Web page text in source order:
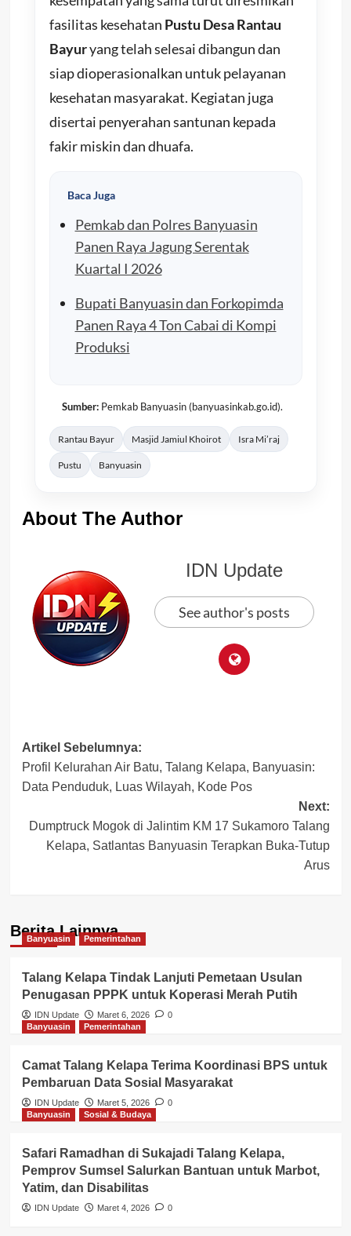
fasilitas kesehatan Pustu Desa Rantau
Bayuryang telah selesai dibangun dan
siap dioperasionalkan untuk pelayanan
kesehatan masyarakat. Kegiatan juga
disertai penyerahan santunan kepada
fakir miskin dan dhuafa.
Baca Juga
Pemkab dan Polres Banyuasin
Panen Raya Jagung Serentak
Kuartal I 2026
Bupati Banyuasin dan Forkopimda
Panen Raya 4 Ton Cabai di Kompi
Produksi
Sumber:Pemkab Banyuasin (banyuasinkab.go.id).
Rantau Bayur Masjid Jamiul Khoirot Isra Mi’raj
Pustu Banyuasin
About The Author
IDN Update
See author's posts
Post
navigation
Artikel Sebelumnya:
Profil Kelurahan Air Batu, Talang Kelapa, Banyuasin:
Data Penduduk, Luas Wilayah, Kode Pos
Next:
Dumptruck Mogok di Jalintim KM 17 Sukamoro Talang
Kelapa, Satlantas Banyuasin Terapkan Buka-Tutup
Arus
Berita Lainnya
Banyuasin Pemerintahan
Talang Kelapa Tindak Lanjuti Pemetaan Usulan
Penugasan PPPK untuk Koperasi Merah Putih
IDN Update Maret 6, 2026
0
Banyuasin
Pemerintahan
Camat Talang Kelapa Terima Koordinasi BPS untuk
Pembaruan Data Sosial Masyarakat
IDN Update Maret 5, 2026
0
Banyuasin
Sosial & Budaya
Safari Ramadhan di Sukajadi Talang Kelapa,
Pemprov Sumsel Salurkan Bantuan untuk Marbot,
Yatim, dan Disabilitas
IDN Update Maret 4, 2026 0